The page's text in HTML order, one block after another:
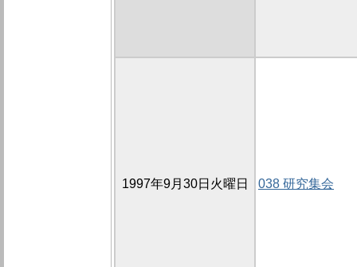
1997年9月30日火曜日 038 研究集会